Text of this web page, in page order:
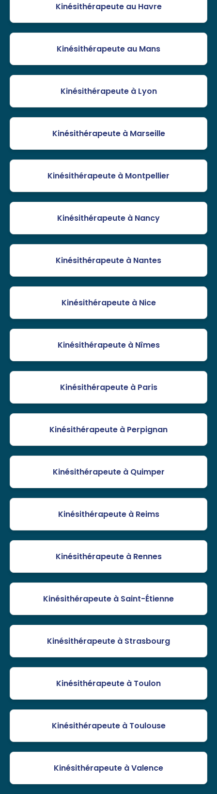
Kinésithérapeute au Havre
Kinésithérapeute au Mans
Kinésithérapeute à Lyon
Kinésithérapeute à Marseille
Kinésithérapeute à Montpellier
Kinésithérapeute à Nancy
Kinésithérapeute à Nantes
Kinésithérapeute à Nice
Kinésithérapeute à Nîmes
Kinésithérapeute à Paris
Kinésithérapeute à Perpignan
Kinésithérapeute à Quimper
Kinésithérapeute à Reims
Kinésithérapeute à Rennes
Kinésithérapeute à Saint-Étienne
Kinésithérapeute à Strasbourg
Kinésithérapeute à Toulon
Kinésithérapeute à Toulouse
Kinésithérapeute à Valence